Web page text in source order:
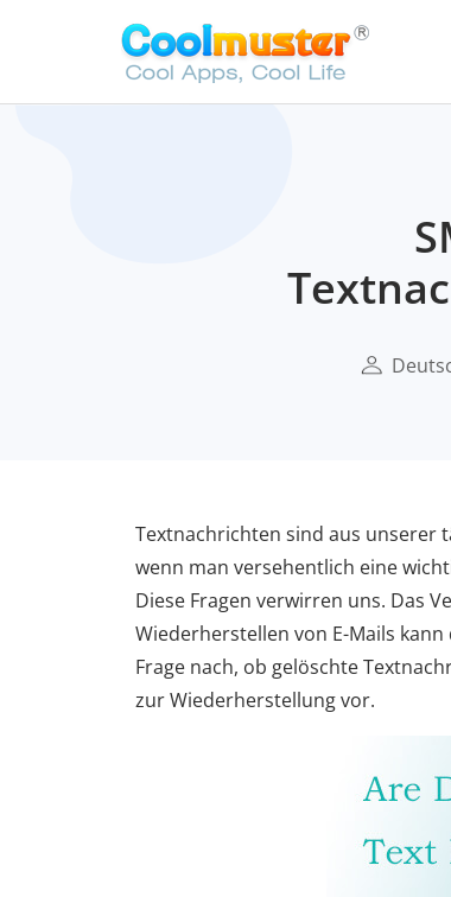
Textnachrichten sind aus unserer
wenn man versehentlich eine
Diese Fragen verwirren uns. Das
Wiederherstellen von E-Mails
Frage nach, ob gelöschte
zur Wiederherstellung vor.